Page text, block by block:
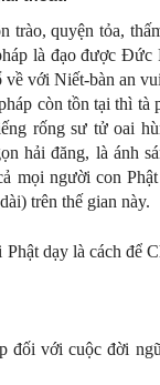
trào, quyện tỏa,
là đạo được Đức
với Niết-bàn an
còn tồn tại thì tà
rống sư tử oai
hải đăng, là ánh
mọi người con
trên thế gian này.
dạy là cách để
đối với cuộc đời